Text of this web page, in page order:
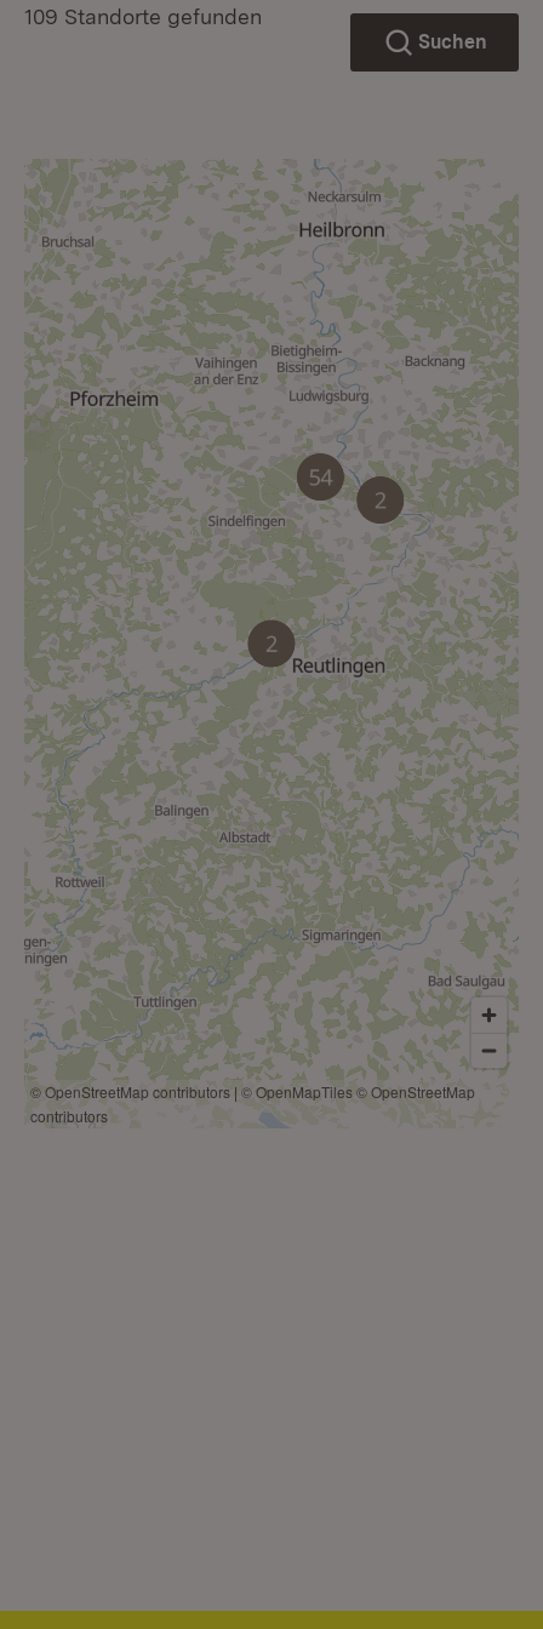
109 Standorte gefunden
Suchen
© OpenStreetMap contributors | © OpenMapTiles© OpenStreetMap
contributors